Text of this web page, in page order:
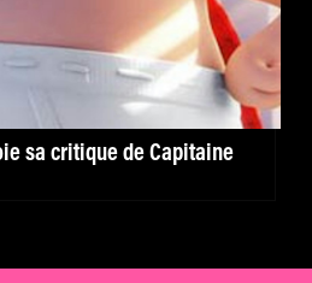
sa critique de Capitaine